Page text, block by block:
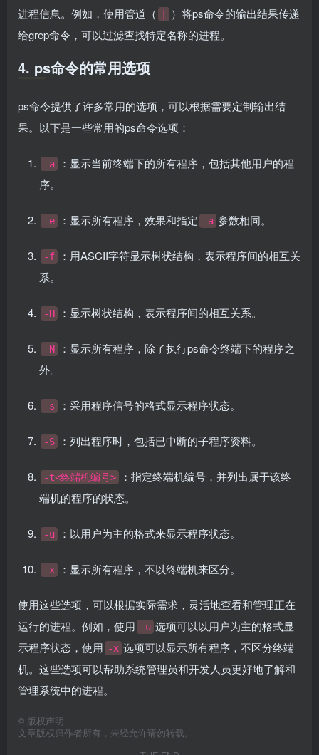
进程信息。例如，使用管道（
）将ps命令的输出结果传递
给grep命令，可以过滤查找特定名称的进程。
4. ps命令的常用选项
ps命令提供了许多常用的选项，可以根据需要定制输出结
果。以下是一些常用的ps命令选项：
-a
：显示当前终端下的所有程序，包括其他用户的程
序。
-e ：显示所有程序，效果和指定 -a 参数相同。
-f
：用ASCII字符显示树状结构，表示程序间的相互关
系。
-H ：显示树状结构，表示程序间的相互关系。
-N
：显示所有程序，除了执行ps命令终端下的程序之
外。
-s ：采用程序信号的格式显示程序状态。
-S ：列出程序时，包括已中断的子程序资料。
-t<终端机编号>
：指定终端机编号，并列出属于该终
端机的程序的状态。
-u ：以用户为主的格式来显示程序状态。
-x ：显示所有程序，不以终端机来区分。
使用这些选项，可以根据实际需求，灵活地查看和管理正在
运行的进程。例如，使用 -u 选项可以以用户为主的格式显
示程序状态，使用 -x 选项可以显示所有程序，不区分终端
机。这些选项可以帮助系统管理员和开发人员更好地了解和
管理系统中的进程。
© 版权声明
文章版权归作者所有，未经允许请勿转载。